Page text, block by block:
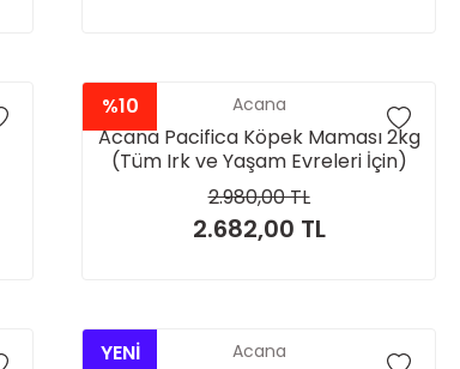
%10 Acana
Acana Pacifica Köpek Maması 2kg
(Tüm Irk ve Yaşam Evreleri İçin)
2.980,00 TL
2.682,00 TL
YENİ
Acana